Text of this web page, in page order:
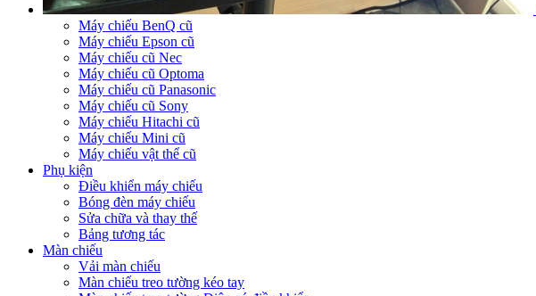
Máy chiếu BenQ cũ
Máy chiếu Epson cũ
Máy chiếu cũ Nec
Máy chiếu cũ Optoma
Máy chiếu cũ Panasonic
Máy chiếu cũ Sony
Máy chiếu Hitachi cũ
Máy chiếu Mini cũ
Máy chiếu vật thể cũ
Phụ kiện
Điều khiển máy chiếu
Bóng đèn máy chiếu
Sửa chữa và thay thế
Bảng tương tác
Màn chiếu
Vải màn chiếu
Màn chiếu treo tường kéo tay